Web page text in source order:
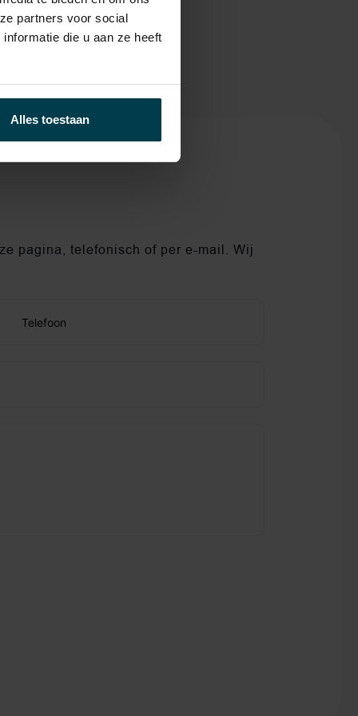
partners voor social
die u aan ze heeft
Alles toestaan
pagina, telefonisch of per e-mail. Wij
Telefoon